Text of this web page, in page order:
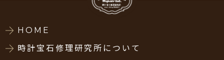
HOME
時計宝石修理研究所について